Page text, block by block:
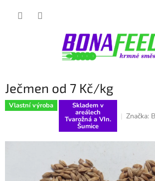
Ječmen od 7 Kč/kg
Vlastní výroba Skladem v
areálech
Tvarožná a VIn.
Šumice
Značka: